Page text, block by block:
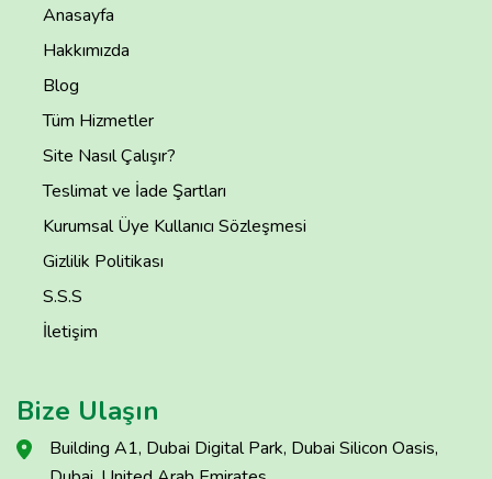
Anasayfa
Hakkımızda
Blog
Tüm Hizmetler
Site Nasıl Çalışır?
Teslimat ve İade Şartları
Kurumsal Üye Kullanıcı Sözleşmesi
Gizlilik Politikası
S.S.S
İletişim
Bize Ulaşın
Building A1, Dubai Digital Park, Dubai Silicon Oasis,